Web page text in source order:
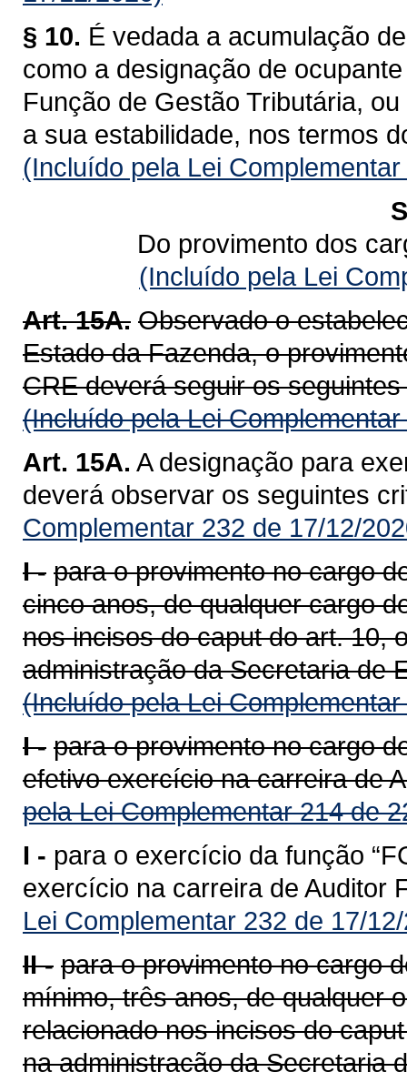
§ 10. É vedada a acumulação
como a designação de
Função de Gestão Tributária,
a sua estabilidade, nos termos
(Incluído pela Lei
Do provimento dos
(Incluído pela Lei
Art. 15A. Observado o
Estado da Fazenda, o
CRE deverá seguir os
(Incluído pela Lei
Art. 15A. A designação para
deverá observar os seguintes
Complementar 232 de 17/12/
I - para o provimento no cargo
cinco anos, de qualquer cargo
nos incisos do caput do art. 10,
administração da Secretaria de
(Incluído pela Lei
I - para o provimento no cargo
efetivo exercício na carreira de
pela Lei Complementar 214 de
I - para o exercício da função
exercício na carreira de Auditor
Lei Complementar 232 de 17/
II - para o provimento no cargo
mínimo, três anos, de qualquer
relacionado nos incisos do
na administração da Secretaria